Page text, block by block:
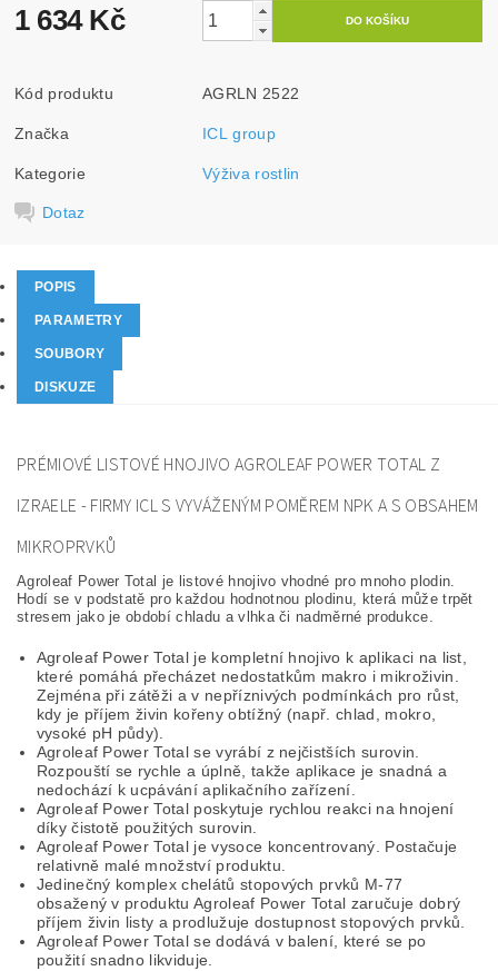
1 634 Kč
Kód produktu AGRLN 2522
Značka ICL group
Kategorie Výživa rostlin
Dotaz
POPIS
PARAMETRY
SOUBORY
DISKUZE
PRÉMIOVÉ LISTOVÉ HNOJIVO AGROLEAF POWER TOTAL Z
IZRAELE - FIRMY ICL S VYVÁŽENÝM POMĚREM NPK A S OBSAHEM
MIKROPRVKŮ
Agroleaf Power Total je listové hnojivo vhodné pro mnoho plodin.
Hodí se v podstatě pro každou hodnotnou plodinu, která může trpět
stresem jako je období chladu a vlhka či nadměrné produkce.
Agroleaf Power Total je kompletní hnojivo k aplikaci na list,
které pomáhá přecházet nedostatkům makro i mikroživin.
Zejména při zátěži a v nepříznivých podmínkách pro růst,
kdy je příjem živin kořeny obtížný (např. chlad, mokro,
vysoké pH půdy).
Agroleaf Power Total se vyrábí z nejčistších surovin.
Rozpouští se rychle a úplně, takže aplikace je snadná a
nedochází k ucpávání aplikačního zařízení.
Agroleaf Power Total poskytuje rychlou reakci na hnojení
díky čistotě použitých surovin.
Agroleaf Power Total je vysoce koncentrovaný. Postačuje
relativně malé množství produktu.
Jedinečný komplex chelátů stopových prvků M-77
obsažený v produktu Agroleaf Power Total zaručuje dobrý
příjem živin listy a prodlužuje dostupnost stopových prvků.
Agroleaf Power Total se dodává v balení, které se po
použití snadno likviduje.